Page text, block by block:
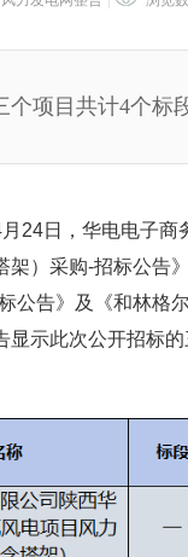
项目共计4个标
日，华电电子商
架）采购-招标公告
公告》及《和林格
示此次公开招标